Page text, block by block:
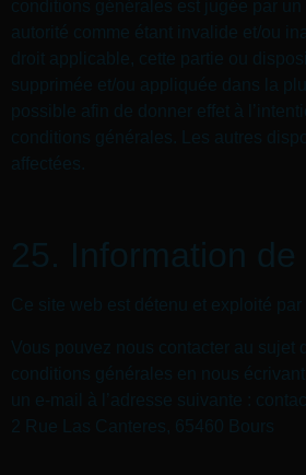
conditions générales est jugée par
autorité comme étant invalide et/ou
droit applicable, cette partie ou
supprimée et/ou appliquée dans la
possible afin de donner effet à
conditions générales. Les autres
affectées.
25. Information de
Ce site web est détenu et exploité par
Vous pouvez nous contacter au sujet
conditions générales en nous
un e-mail à l’adresse suivante :
2 Rue Las Canteres, 65460 Bours